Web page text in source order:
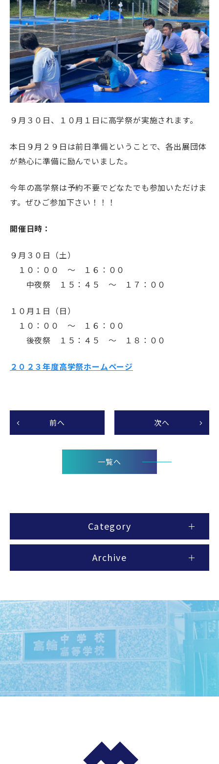
９月３０日、１０月１日に高学祭が実施されます。
本日９月２９日は前日準備ということで、各出展団体
が熱心に準備に励んでいました。
今年の高学祭は予約不要でどなたでも参加いただけま
す。ぜひご参加下さい！！！
開催日時：
９月３０日（土）
１０：００ ～ １６：００
中夜祭 １５：４５ ～ １７：００
１０月１日（日）
１０：００ ～ １６：００
後夜祭 １５：４５ ～ １８：００
２０２３年度高学祭ホームページ
前へ 次へ
一覧へ
Category
Archive